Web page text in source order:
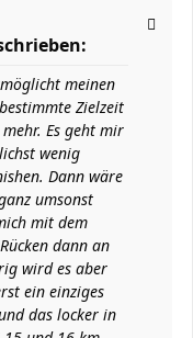
meinen
Zielzeit
Es geht mir
wenig
Dann wäre
umsonst
mit dem
dann an
wird es aber
ein einziges
das locker in